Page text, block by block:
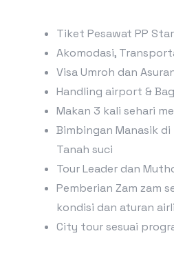
Tiket Pesawat PP
Akomodasi,
Visa Umroh dan
Handling airport &
Makan 3 kali sehari
Bimbingan Manasik di
Tanah suci
Tour Leader dan
Pemberian Zam zam
kondisi dan aturan
City tour sesuai